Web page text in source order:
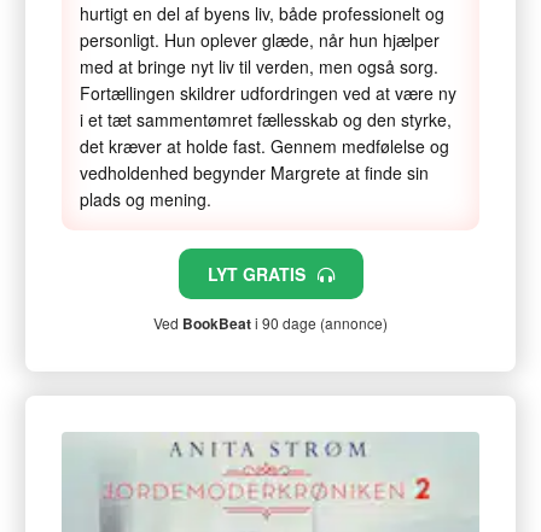
hurtigt en del af byens liv, både professionelt og
personligt. Hun oplever glæde, når hun hjælper
med at bringe nyt liv til verden, men også sorg.
Fortællingen skildrer udfordringen ved at være ny
i et tæt sammentømret fællesskab og den styrke,
det kræver at holde fast. Gennem medfølelse og
vedholdenhed begynder Margrete at finde sin
plads og mening.
LYT GRATIS
Ved BookBeati 90 dage (annonce)